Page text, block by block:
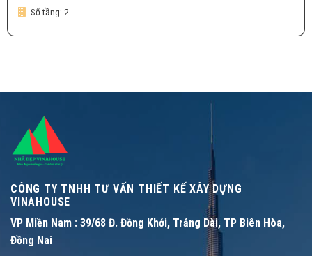
Số tầng: 2
CÔNG TY TNHH TƯ VẤN THIẾT KẾ XÂY DỰNG
VINAHOUSE
VP Miền Nam : 39/68 Đ. Đồng Khởi, Trảng Dài, TP Biên Hòa,
Đồng Nai